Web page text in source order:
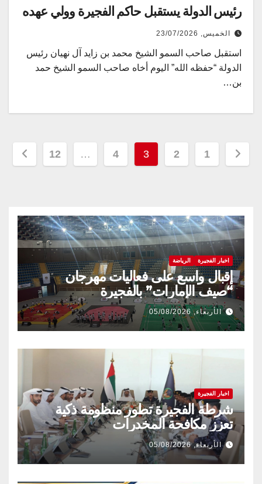
رئيس الدولة يستقبل حاكم الفجيرة وولي عهده
الخميس, 23/07/2026
استقبل صاحب السمو الشيخ محمد بن زايد آل نهيان رئيس
الدولة “حفظه الله” اليوم أخاه صاحب السمو الشيخ حمد
بن…
Posts
1
2
3
4
…
12
اخبار الفجيرة الرياضة
إقبال واسع على فعاليات مهرجان
“صيف الإمارات” بالفجيرة
الأربعاء, 05/08/2026
اخبار الفجيرة
شرطة الفجيرة تطور منظومة ذكية
تعزز مكافحة المخدرات
الأربعاء, 05/08/2026